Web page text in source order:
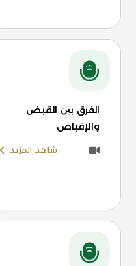
الفرق بين القبض
والإقباض
شاهد المزيد